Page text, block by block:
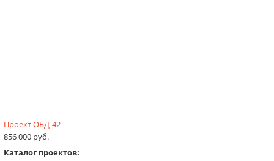
Проект ОБД-42
856 000 руб.
Каталог проектов: